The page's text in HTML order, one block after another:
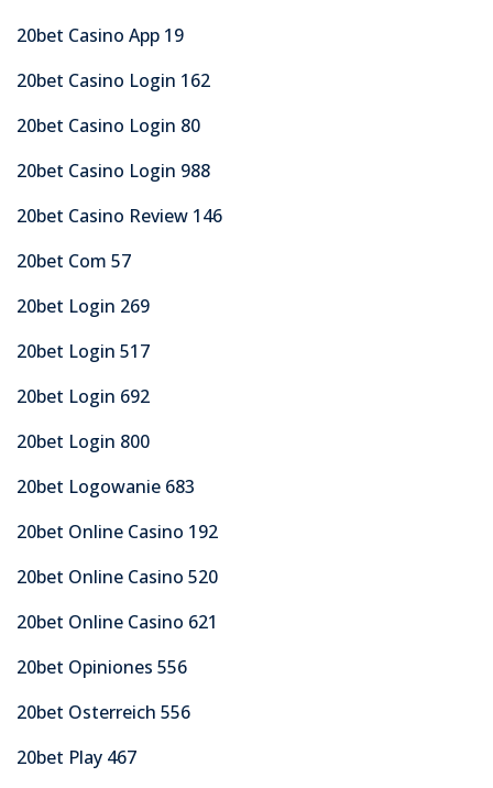
20bet Casino App 19
20bet Casino Login 162
20bet Casino Login 80
20bet Casino Login 988
20bet Casino Review 146
20bet Com 57
20bet Login 269
20bet Login 517
20bet Login 692
20bet Login 800
20bet Logowanie 683
20bet Online Casino 192
20bet Online Casino 520
20bet Online Casino 621
20bet Opiniones 556
20bet Osterreich 556
20bet Play 467